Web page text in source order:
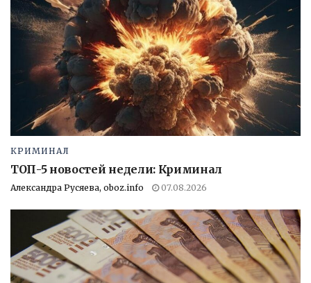
КРИМИНАЛ
ТОП-5 новостей недели: Криминал
Александра Русяева, oboz.info 07.08.2026